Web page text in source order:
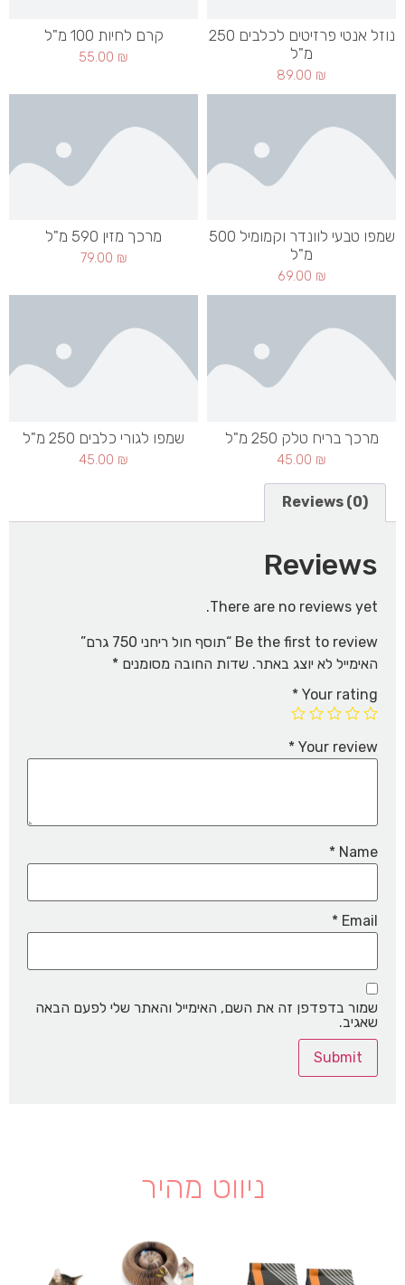
נוזל אנטי פרזיטים לכלבים 250
מ"ל
89.00 ₪
קרם לחיות 100 מ"ל
55.00 ₪
שמפו טבעי לוונדר וקמומיל 500
מ"ל
69.00 ₪
מרכך מזין 590 מ"ל
79.00 ₪
מרכך בריח טלק 250 מ"ל
45.00 ₪
שמפו לגורי כלבים 250 מ"ל
45.00 ₪
Reviews (0)
Reviews
There are no reviews yet.
Be the first to review “תוסף חול ריחני 750 גרם”
האימייל לא יוצג באתר. שדות החובה מסומנים *
Your rating
*
Your review
*
Name
*
Email
*
שמור בדפדפן זה את השם, האימייל והאתר שלי לפעם הבאה
שאגיב.
ניווט מהיר